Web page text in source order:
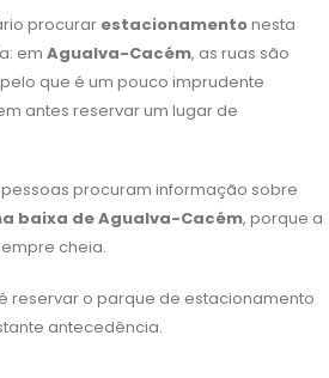
procurar estacionamentonesta
em Agualva-Cacém, as ruas são
que é um pouco imprudente
antes reservar um lugar de
procuram informação sobre
baixa de Agualva-Cacém, porque a
cheia.
reservar o parque de estacionamento
antecedência.